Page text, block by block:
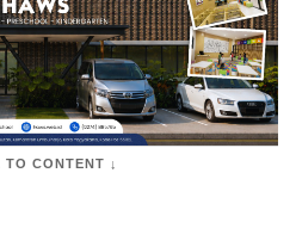
TO CONTENT ↓